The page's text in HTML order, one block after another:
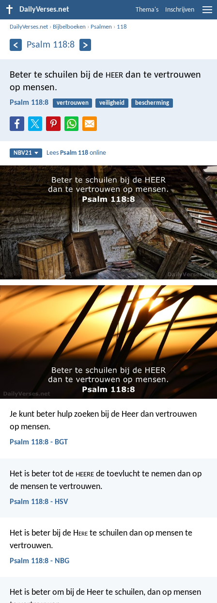
DailyVerses.net Thema's Inschrijven
DailyVerses.net › Bijbelboeken › Psalmen › 118
Psalm 118:8
Beter te schuilen bij de HEER dan te vertrouwen
op mensen.
Psalm 118:8 vertrouwen veiligheid bescherming
NBV21 LeesPsalm 118 online
Je kunt beter hulp zoeken bij de Heer dan vertrouwen
op mensen.
Psalm 118:8 - BGT
Het is beter tot de HEERE de toevlucht te nemen dan op
de mensen te vertrouwen.
Psalm 118:8 - HSV
Het is beter bij de Here te schuilen dan op mensen te
vertrouwen.
Psalm 118:8 - NBG
Het is beter om bij de Heer te schuilen, dan op mensen